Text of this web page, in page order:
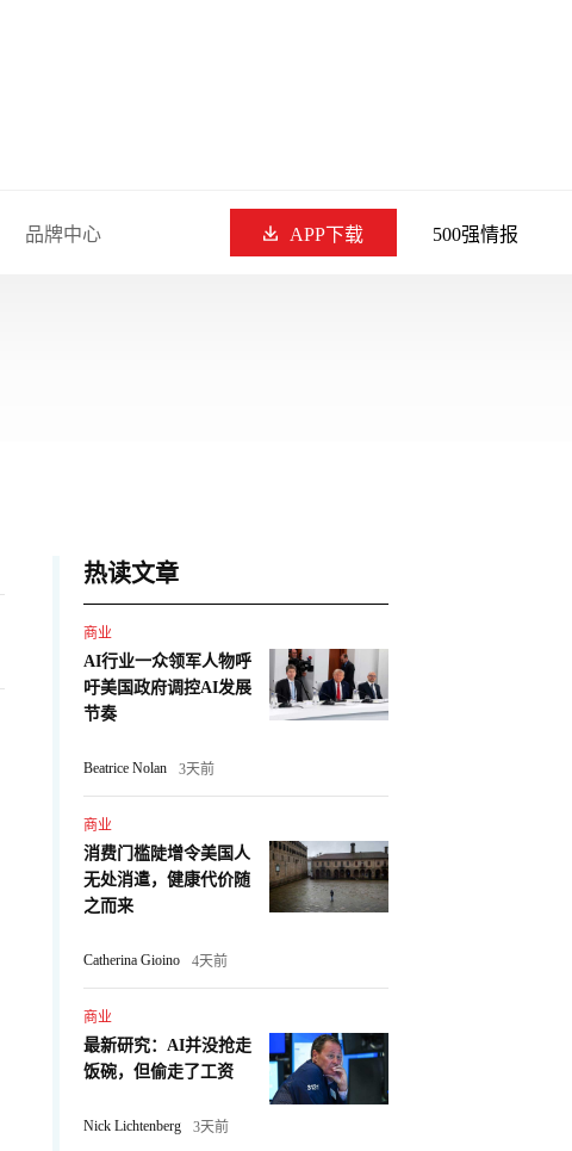
品牌中心 APP下载 500强情报
热读文章
商业
AI行业一众领军人物呼
吁美国政府调控AI发展
节奏
Beatrice Nolan 3天前
商业
消费门槛陡增令美国人
无处消遣，健康代价随
之而来
Catherina Gioino 4天前
商业
最新研究：AI并没抢走
饭碗，但偷走了工资
Nick Lichtenberg 3天前